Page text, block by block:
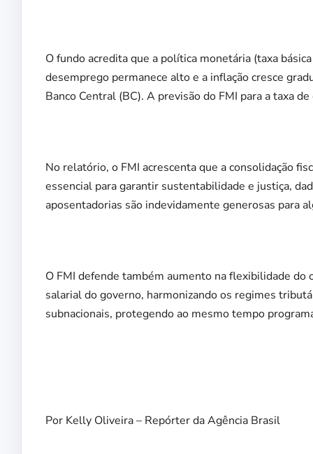
O fundo acredita que a política monetária (taxa
desemprego permanece alto e a inflação cresce
Banco Central (BC). A previsão do FMI para a taxa
No relatório, o FMI acrescenta que a consolidação
essencial para garantir sustentabilidade e justiça,
aposentadorias são indevidamente generosas para
O FMI defende também aumento na flexibilidade do
salarial do governo, harmonizando os regimes
subnacionais, protegendo ao mesmo tempo
Por Kelly Oliveira – Repórter da Agência Brasil